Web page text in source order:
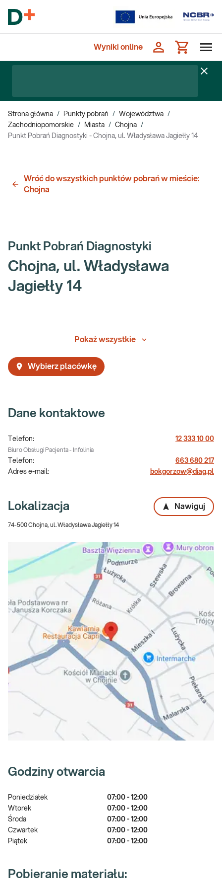
Wyniki online
Strona główna / Punkty pobrań / Województwa /
Zachodniopomorskie / Miasta / Chojna /
Punkt Pobrań Diagnostyki - Chojna, ul. Władysława Jagiełły 14
Wróć do wszystkich punktów pobrań w mieście:
Chojna
Punkt Pobrań Diagnostyki
Chojna, ul. Władysława
Jagiełły 14
Pokaż wszystkie
Wybierz placówkę
Dane kontaktowe
Telefon: 12 333 10 00
Biuro Obsługi Pacjenta - Infolinia
Telefon:
663 680 217
Adres e-mail:
bokgorzow@diag.pl
Lokalizacja Nawiguj
74-500 Chojna, ul. Władysława Jagiełły 14
Godziny otwarcia
Poniedziałek
07:00 - 12:00
Wtorek
07:00 - 12:00
Środa
07:00 - 12:00
Czwartek
07:00 - 12:00
Piątek
07:00 - 12:00
Pobieranie materiału: